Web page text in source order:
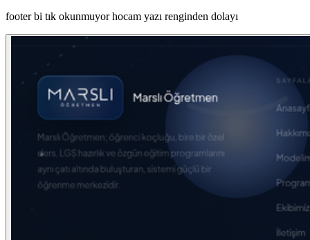
footer bi tık okunmuyor hocam yazı renginden dolayı